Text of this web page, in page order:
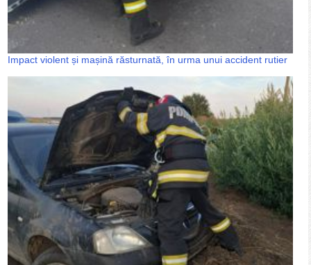
Impact violent și mașină răsturnată, în urma unui accident rutier